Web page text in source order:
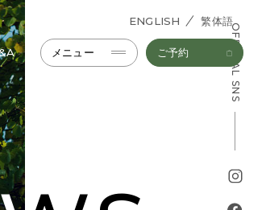
メニュー ご予約
ENGLISH 繁体語
OFFICIAL SNS